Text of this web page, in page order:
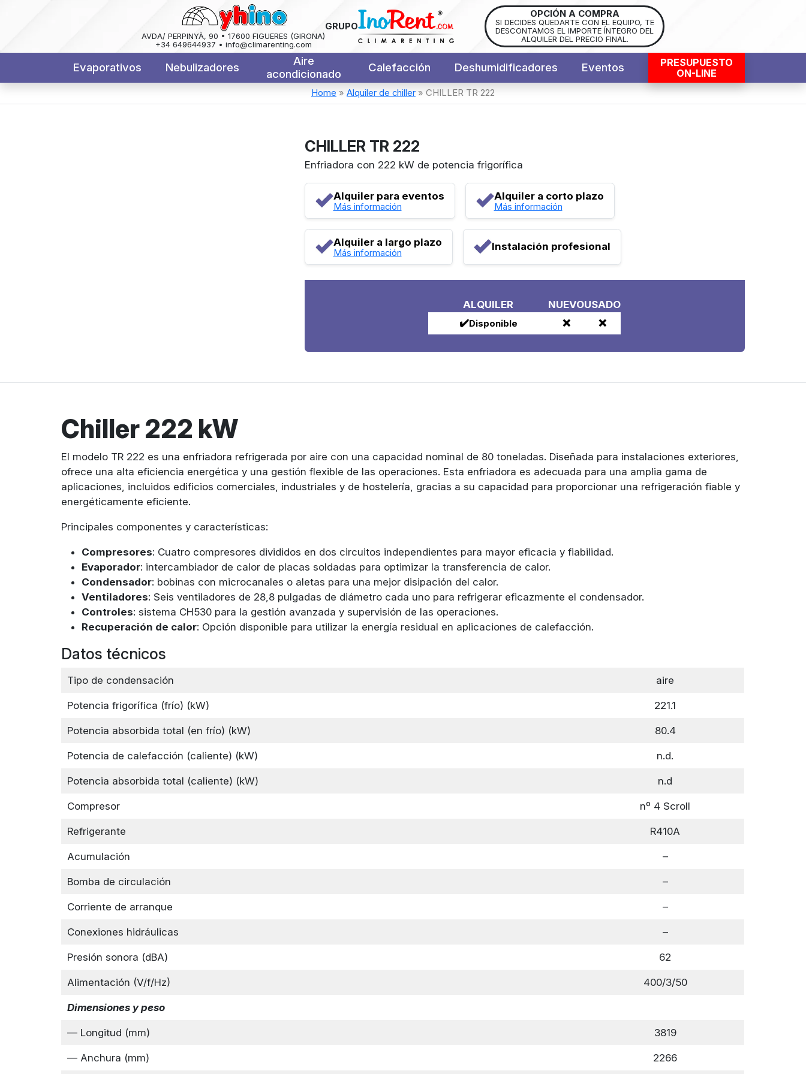
AVDA/ PERPINYÀ, 90 • 17600 FIGUERES (GIRONA)
+34 649644937 • info@climarenting.com
GRUPO
OPCIÓN A COMPRA
SI DECIDES QUEDARTE CON EL EQUIPO, TE
DESCONTAMOS EL IMPORTE ÍNTEGRO DEL
ALQUILER DEL PRECIO FINAL.
Evaporativos Nebulizadores
Aire
acondicionado
Calefacción Deshumidificadores Eventos
PRESUPUESTO
ON-LINE
Home » Alquiler de chiller » CHILLER TR 222
CHILLER TR 222
Enfriadora con 222 kW de potencia frigorífica
Alquiler para eventos
Más información
Alquiler a corto plazo
Más información
Alquiler a largo plazo
Más información
Instalación profesional
ALQUILER
✔️Disponible
NUEVO
❌
USADO
❌
Chiller 222 kW
El modelo TR 222 es una enfriadora refrigerada por aire con una capacidad nominal de 80 toneladas. Diseñada para instalaciones exteriores,
ofrece una alta eficiencia energética y una gestión flexible de las operaciones. Esta enfriadora es adecuada para una amplia gama de
aplicaciones, incluidos edificios comerciales, industriales y de hostelería, gracias a su capacidad para proporcionar una refrigeración fiable y
energéticamente eficiente.
Principales componentes y características:
Compresores: Cuatro compresores divididos en dos circuitos independientes para mayor eficacia y fiabilidad.
Evaporador: intercambiador de calor de placas soldadas para optimizar la transferencia de calor.
Condensador: bobinas con microcanales o aletas para una mejor disipación del calor.
Ventiladores: Seis ventiladores de 28,8 pulgadas de diámetro cada uno para refrigerar eficazmente el condensador.
Controles: sistema CH530 para la gestión avanzada y supervisión de las operaciones.
Recuperación de calor: Opción disponible para utilizar la energía residual en aplicaciones de calefacción.
Datos técnicos
Tipo de condensación aire
Potencia frigorífica (frío) (kW) 221.1
Potencia absorbida total (en frío) (kW) 80.4
Potencia de calefacción (caliente) (kW) n.d.
Potencia absorbida total (caliente) (kW) n.d
Compresor nº 4 Scroll
Refrigerante R410A
Acumulación –
Bomba de circulación –
Corriente de arranque –
Conexiones hidráulicas –
Presión sonora (dBA) 62
Alimentación (V/f/Hz) 400/3/50
Dimensiones y peso
— Longitud (mm) 3819
— Anchura (mm) 2266